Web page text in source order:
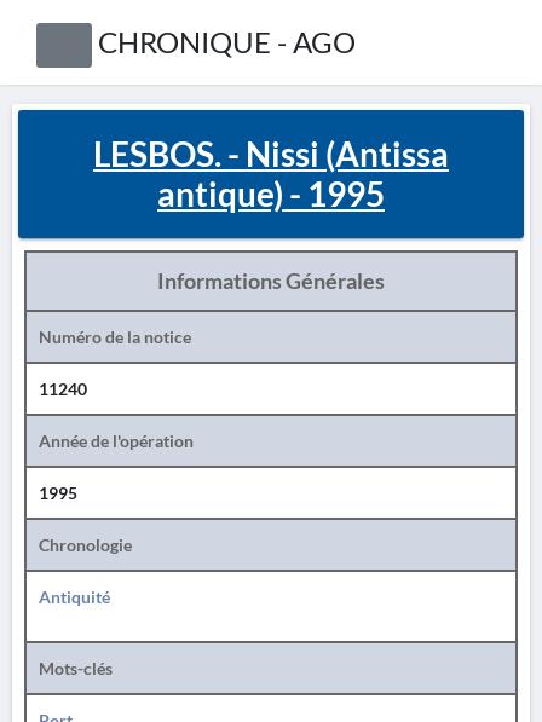
CHRONIQUE - AGO
LESBOS. - Nissi (Antissa
antique) - 1995
Informations Générales
Numéro de la notice
11240
Année de l'opération
1995
Chronologie
Antiquité
Mots-clés